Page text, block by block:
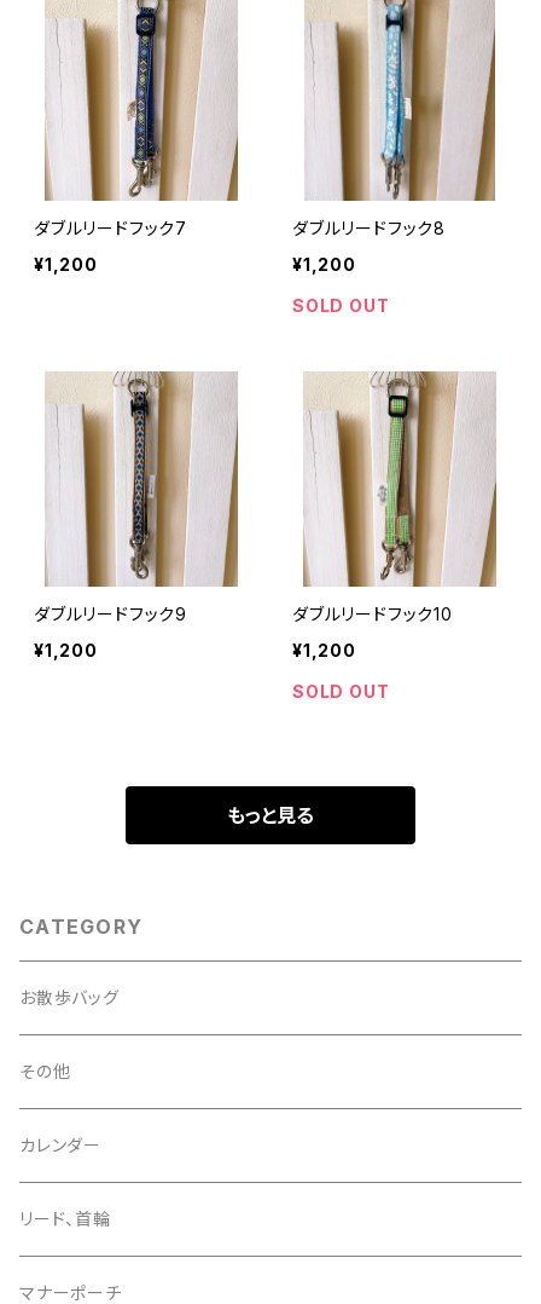
ダブルリードフック7
¥1,200
ダブルリードフック8
¥1,200
SOLD OUT
ダブルリードフック9
¥1,200
ダブルリードフック10
¥1,200
SOLD OUT
もっと見る
CATEGORY
お散歩バッグ
その他
カレンダー
リード、首輪
マナーポーチ